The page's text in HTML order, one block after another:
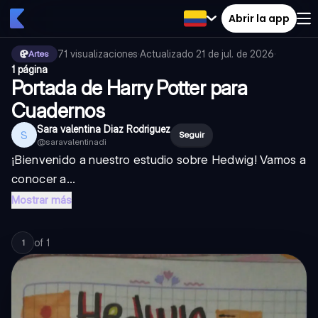
Abrir la app
Artes 71 visualizaciones·Actualizado 21 de jul. de 2026·
1 página
Portada de Harry Potter para
Cuadernos
S Sara valentina Diaz Rodriguez
@saravalentinadi
Seguir
¡Bienvenido a nuestro estudio sobre Hedwig! Vamos a
conocer a...
Mostrar más
1 of 1